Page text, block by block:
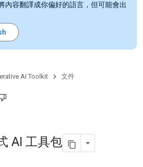
內容翻譯成你偏好的語言，但可能會出
AI Toolkit 文件
AI 工具包